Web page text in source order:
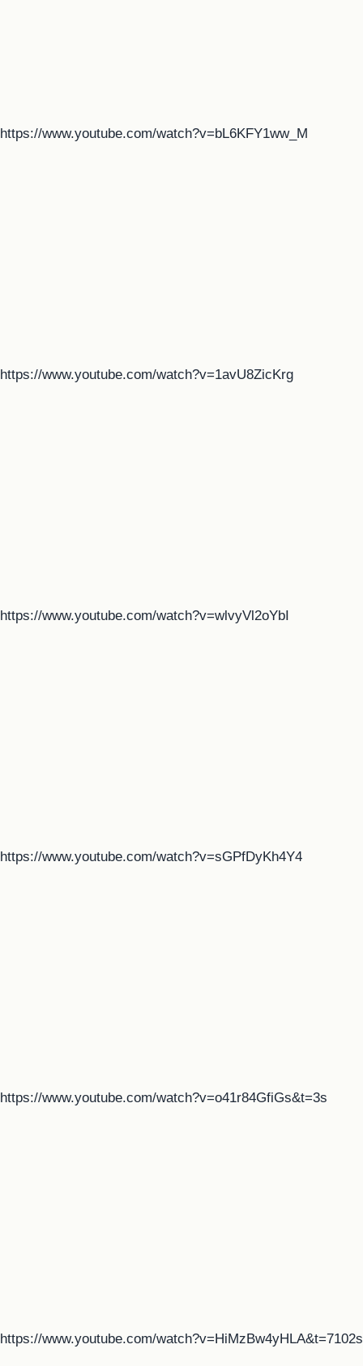
https://www.youtube.com/watch?v=bL6KFY1ww_M
https://www.youtube.com/watch?v=1avU8ZicKrg
https://www.youtube.com/watch?v=wlvyVl2oYbI
https://www.youtube.com/watch?v=sGPfDyKh4Y4
https://www.youtube.com/watch?v=o41r84GfiGs&t=3s
https://www.youtube.com/watch?v=HiMzBw4yHLA&t=7102s